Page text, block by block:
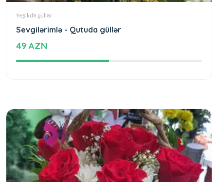
Yeşikdə güllər
Sevgilərimlə - Qutuda güllər
49 AZN